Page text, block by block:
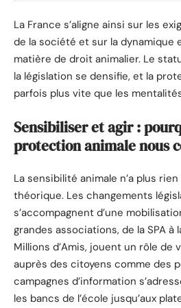
La France s’aligne ainsi sur les
de la société et sur la dynamique
matière de droit animalier. Le
la législation se densifie, et la
parfois plus vite que les
Sensibiliser et agir :
protection animale nous
La sensibilité animale n’a plus
théorique. Les changements
s’accompagnent d’une
grandes associations, de la SPA à
Millions d’Amis, jouent un rôle de
auprès des citoyens comme des
campagnes d’information
les bancs de l’école jusqu’aux